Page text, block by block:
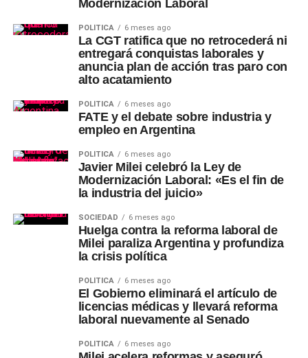
Modernización Laboral
POLÍTICA 6 meses ago
La CGT ratifica que no retrocederá ni
entregará conquistas laborales y
anuncia plan de acción tras paro con
alto acatamiento
POLÍTICA 6 meses ago
FATE y el debate sobre industria y
empleo en Argentina
POLÍTICA 6 meses ago
Javier Milei celebró la Ley de
Modernización Laboral: «Es el fin de
la industria del juicio»
SOCIEDAD 6 meses ago
Huelga contra la reforma laboral de
Milei paraliza Argentina y profundiza
la crisis política
POLÍTICA 6 meses ago
El Gobierno eliminará el artículo de
licencias médicas y llevará reforma
laboral nuevamente al Senado
POLÍTICA 6 meses ago